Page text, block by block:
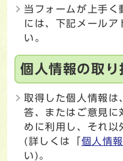
当フォームが上手く
には、下記メールア
い。
個人情報の取り
取得した個人情報は
答、またはご意見に
めに利用し、それ以
(詳しくは「個人情
い)。